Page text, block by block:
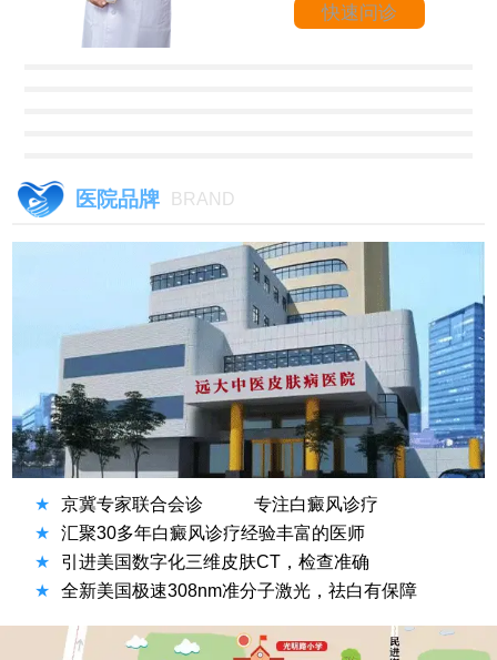
快速问诊
医院品牌 BRAND
★ 京冀专家联合会诊
专注白癜风诊疗
★
汇聚30多年白癜风诊疗经验丰富的医师
★
引进美国数字化三维皮肤CT，检查准确
★
全新美国极速308nm准分子激光，祛白有保障